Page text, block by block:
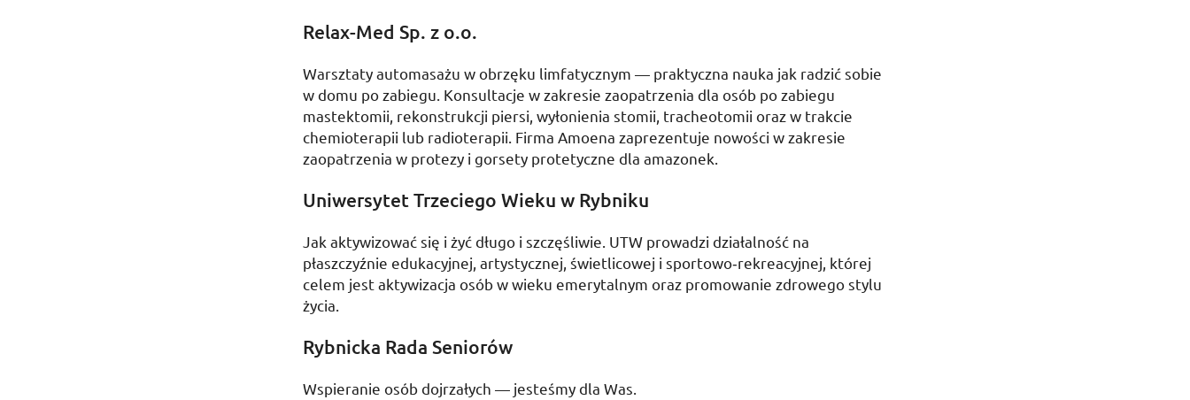
Relax-Med Sp. z o.o.
Warsztaty automasażu w obrzęku limfatycznym — praktyczna nauka jak radzić sobie
w domu po zabiegu. Konsultacje w zakresie zaopatrzenia dla osób po zabiegu
mastektomii, rekonstrukcji piersi, wyłonienia stomii, tracheotomii oraz w trakcie
chemioterapii lub radioterapii. Firma Amoena zaprezentuje nowości w zakresie
zaopatrzenia w protezy i gorsety protetyczne dla amazonek.
Uniwersytet Trzeciego Wieku w Rybniku
Jak aktywizować się i żyć długo i szczęśliwie. UTW prowadzi działalność na
płaszczyźnie edukacyjnej, artystycznej, świetlicowej i sportowo­‑rekreacyjnej, której
celem jest aktywizacja osób w wieku emerytalnym oraz promowanie zdrowego stylu
życia.
Rybnicka Rada Seniorów
Wspieranie osób dojrzałych — jesteśmy dla Was.